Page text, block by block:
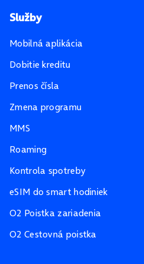
Pätička stránky
Služby
Mobilná aplikácia
Dobitie kreditu
Prenos čísla
Zmena programu
MMS
Roaming
Kontrola spotreby
eSIM do smart hodiniek
O2 Poistka zariadenia
O2 Cestovná poistka